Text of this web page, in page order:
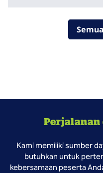
Perjalanan
Kami memiliki sumber
butuhkan untuk
kebersamaan peserta